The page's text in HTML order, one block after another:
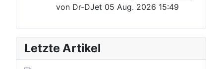
von Dr-DJet 05 Aug. 2026 15:49
Letzte Artikel